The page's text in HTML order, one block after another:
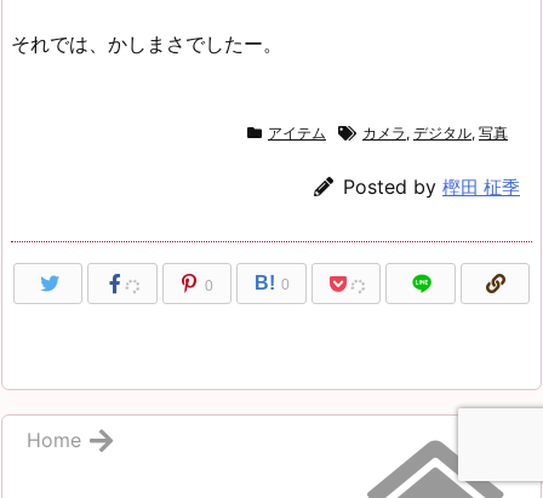
それでは、かしまさでしたー。
アイテム カメラ , デジタル, 写真
Posted by 樫田 柾季
0 B! 0
Home